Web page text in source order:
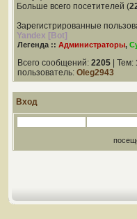
Больше всего посетителей (
Зарегистрированные
Yandex [Bot]
Легенда :: Администраторы,
Всего сообщений: 2205 | Тем:
пользователь: Oleg2943
Вход